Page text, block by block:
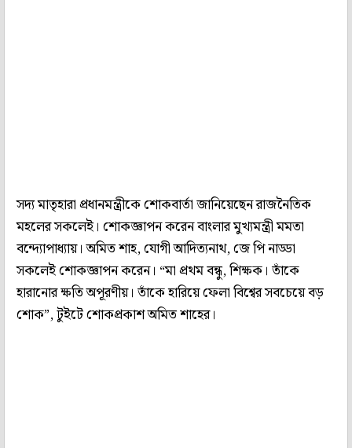
সদ্য মাতৃহারা প্রধানমন্ত্রীকে শোকবার্তা জানিয়েছেন রাজনৈতিক
মহলের সকলেই। শোকজ্ঞাপন করেন বাংলার মুখ্যমন্ত্রী মমতা
বন্দ্যোপাধ্যায়। অমিত শাহ, যোগী আদিত্যনাথ, জে পি নাড্ডা
সকলেই শোকজ্ঞাপন করেন। “মা প্রথম বন্ধু, শিক্ষক। তাঁকে
হারানোর ক্ষতি অপূরণীয়। তাঁকে হারিয়ে ফেলা বিশ্বের সবচেয়ে বড়
শোক”, টুইটে শোকপ্রকাশ অমিত শাহের।